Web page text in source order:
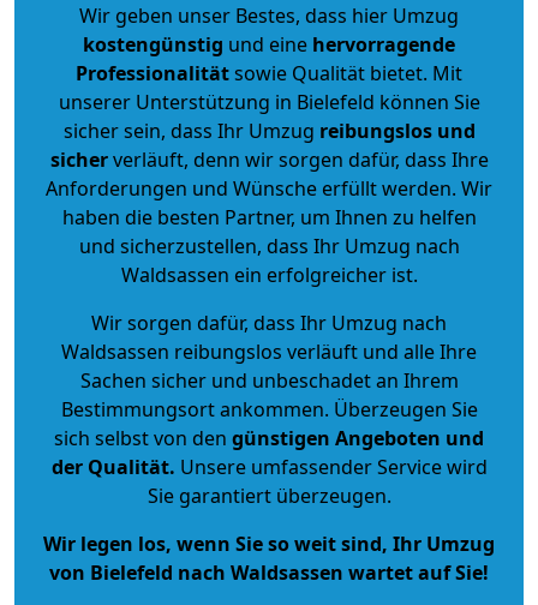
Wir geben unser Bestes, dass hier Umzug
kostengünstig und eine hervorragende
Professionalitätsowie Qualität bietet. Mit
unserer Unterstützung in Bielefeld können Sie
sicher sein, dass Ihr Umzug reibungslos und
sicherverläuft, denn wir sorgen dafür, dass Ihre
Anforderungen und Wünsche erfüllt werden. Wir
haben die besten Partner, um Ihnen zu helfen
und sicherzustellen, dass Ihr Umzug nach
Waldsassen ein erfolgreicher ist.
Wir sorgen dafür, dass Ihr Umzug nach
Waldsassen reibungslos verläuft und alle Ihre
Sachen sicher und unbeschadet an Ihrem
Bestimmungsort ankommen. Überzeugen Sie
sich selbst von den günstigen Angeboten und
der Qualität. Unsere umfassender Service wird
Sie garantiert überzeugen.
Wir legen los, wenn Sie so weit sind, Ihr Umzug
von Bielefeld nach Waldsassen wartet auf Sie!